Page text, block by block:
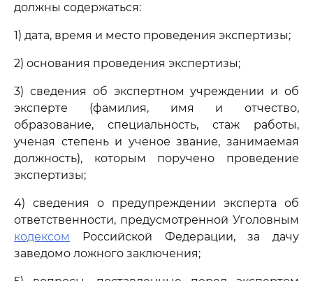
должны содержаться:
1) дата, время и место проведения экспертизы;
2) основания проведения экспертизы;
3) сведения об экспертном учреждении и об
эксперте (фамилия, имя и отчество,
образование, специальность, стаж работы,
ученая степень и ученое звание, занимаемая
должность), которым поручено проведение
экспертизы;
4) сведения о предупреждении эксперта об
ответственности, предусмотренной Уголовным
кодексом
Российской Федерации, за дачу
заведомо ложного заключения;